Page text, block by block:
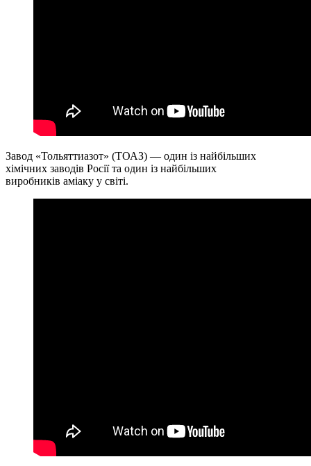
Завод «Тольяттиазот» (ТОАЗ) — один із найбільших
хімічних заводів Росії та один із найбільших
виробників аміаку у світі.